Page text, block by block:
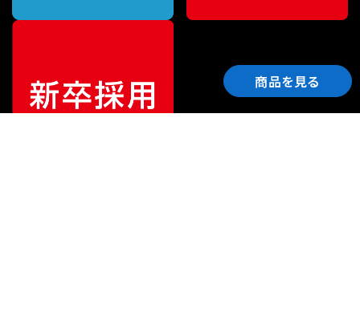
商品を見る